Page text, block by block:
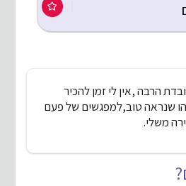
הרבה ,אין לי זמן להכיר
שנראה טוב,למפגשים של פעם
משלי.